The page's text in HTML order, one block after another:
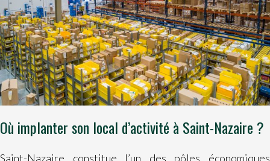
Où implanter son local d’activité à Saint-Nazaire ?
Saint-Nazaire constitue l’un des pôles économiques